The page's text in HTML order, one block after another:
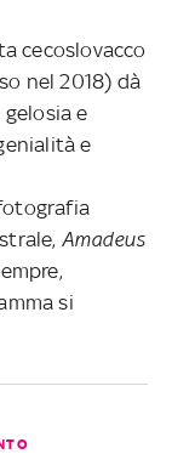
cecoslovacco
nel 2018) dà
e
e
Amadeus
si